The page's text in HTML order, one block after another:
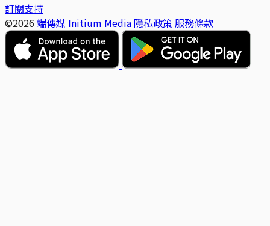
訂閱支持
©2026 端傳媒 Initium Media 隱私政策 服務條款